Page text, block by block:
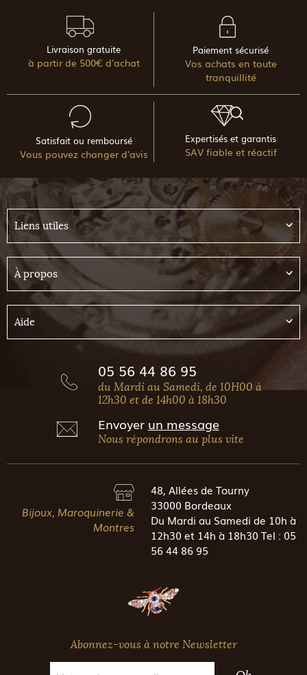
Livraison gratuite
à partir de 500€ d'achat
Paiement sécurisé
Vos achats en toute
tranquillité
Satisfait ou remboursé
Vous pouvez changer d'avis
Expertisés et garantis
SAV fiable et réactif
Liens utiles
À propos
Aide
05 56 44 86 95
du Mardi au Samedi, de 10H00 à
12h30 et de 14h00 à 18h30
Envoyer un message
Nous répondrons au plus vite
Bijoux, Maroquinerie &
Montres
48, Allées de Tourny
33000 Bordeaux
Du Mardi au Samedi de 10h à
12h30 et 14h à 18h30 Tel : 05
56 44 86 95
Abonnez-vous à notre Newsletter